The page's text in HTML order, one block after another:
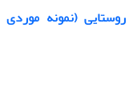
(نمونه موردی